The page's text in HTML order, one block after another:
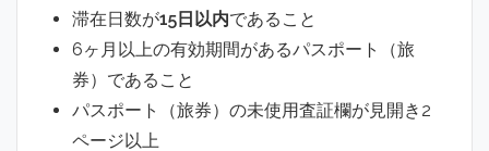
滞在日数が15日以内であること
6ヶ月以上の有効期間があるパスポート（旅
券）であること
パスポート（旅券）の未使用査証欄が見開き2
ページ以上